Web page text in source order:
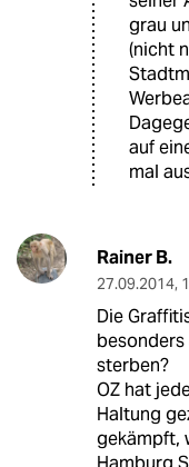
grau
(nicht
auf
mal
Rainer B.
27.09.2014,
Die
besonders
sterben?
OZ hat
Haltung
gekämpft,